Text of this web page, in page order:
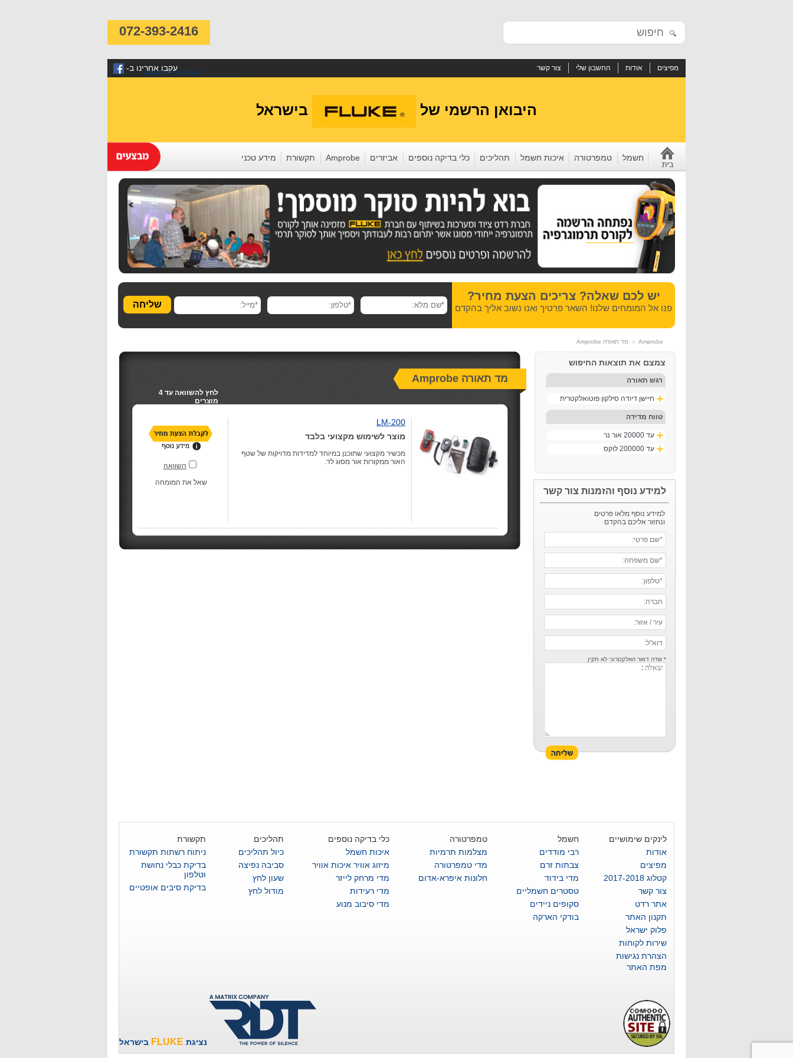
072-393-2416 🔍
-עקבו אחרינו ב צור קשר החשבון שלי אודות מפיצים
היבואן הרשמי של בישראל
חשמל טמפרטורה איכות חשמל תהליכים כלי בדיקה נוספים אביזרים Amprobe תקשורת מידע טכני
יש לכם שאלה? צריכים הצעת מחיר?
פנו אל המומחים שלנו! השאר פרטיך ואנו נשוב אליך בהקדם שליחה
Amprobe מד תאורה Amprobe
צמצם את תוצאות החיפוש
רגש תאורה
חיישן דיודה סילקון פוטואלקטרית
טווח מדידה
עד 20000 אור נר
עד 200000 לוקס
למידע נוסף והזמנות צור קשר
למידע נוסף מלאו פרטים
ונחזור אליכם בהקדם
* שדה דואר האלקטרוני לא תקין
לחץ להשוואה עד 4
מוצרים
מד תאורה Amprobe
LM-200
מוצר לשימוש מקצועי בלבד
מכשיר מקצועי שתוכנן במיוחד למדידות מדויקות של שטף
האור ממקורות אור מסוג לד.
השוואה
שאל את המומחה
לינקים שימושיים
אודות
מפיצים
קטלוג 2017-2018
צור קשר
אתר רדט
תקנון האתר
פלוק ישראל
שירות לקוחות
הצהרת נגישות
מפת האתר
חשמל
רבי מודדים
צבתות זרם
מדי בידוד
טסטרים חשמליים
סקופים ניידים
בודקי הארקה
טמפרטורה
מצלמות תרמיות
מדי טמפרטורה
חלונות איפרא-אדום
כלי בדיקה נוספים
איכות חשמל
מיזוג אוויר איכות אוויר
מדי מרחק לייזר
מדי רעידות
מדי סיבוב מנוע
תהליכים
כיול תהליכים
סביבה נפיצה
שעון לחץ
מודול לחץ
תקשורת
ניתוח רשתות תקשורת
בדיקת כבלי נחושת
וטלפון
בדיקת סיבים אופטיים
נציגת FLUKE בישראל